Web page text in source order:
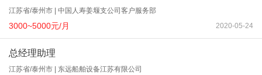
江苏省/泰州市 | 中国人寿姜堰支公司客户服务部
3000~5000元/月 2020-05-24
总经理助理
江苏省/泰州市 | 东远船舶设备江苏有限公司